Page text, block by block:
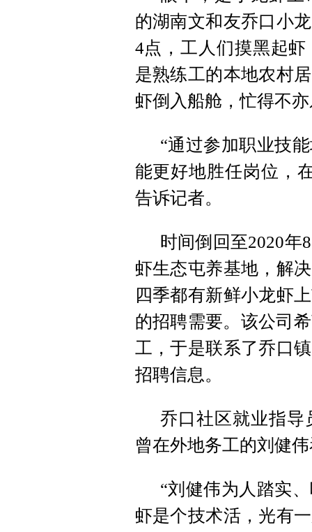
的湖南文和友乔口小
4点，工人们摸黑起
是熟练工的本地农村
虾倒入船舱，忙得不
“通过参加职业技
能更好地胜任岗位，
告诉记者。
时间倒回至2020
虾生态屯养基地，解
四季都有新鲜小龙虾
的招聘需要。该公司
工，于是联系了乔口
招聘信息。
乔口社区就业指导
曾在外地务工的刘健
“刘健伟为人踏实
虾是个技术活，光有